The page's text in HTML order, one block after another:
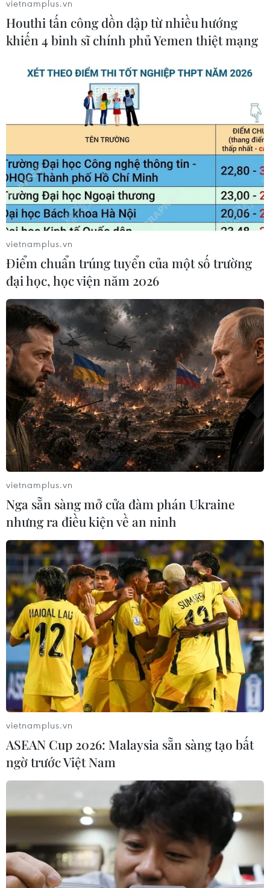
Hội đồng tối cao các lực lượng vũ trang Ai Cập
(CSAF),Nguyên soái Mohamed Hussein Tantawi
tiếp riêng rẽ.
Các cuộc gặp này tậptrung vào những vấn đề
như các diễn biến vừa qua và tình hình hiện tại
(TTXVN/Vietnam+)
#Ai Cập #IAEA
#El-Baradei
#Ứng cử viên tổng thống
Ai Cập Anh
Theo dõi VietnamPlus
TIN CÙNG CHUYÊN MỤC
Đường ống xuyên Sahara-bước tiến
mới trong liên kết năng lượng châu
Phi
09/08/2026 15:41
Cộng hòa Dân chủ Congo ghi nhận
hơn 300 trẻ em tử vong do Ebola
08/08/2026 15:21
Giao tranh dữ dội ở miền Tây Libya,
nhiều tù nhân vượt ngục
Lở đất tại Ethiopia khiến ít nhất 14
người thiệt mạng
04/08/2026 10:53
vietnamplus.vn
Houthi tấn công dồn dập từ nhiều hướng
khiến 4 binh sĩ chính phủ Yemen thiệt mạng
vietnamplus.vn
Điểm chuẩn trúng tuyển của một số trường
đại học, học viện năm 2026
vietnamplus.vn
Nga sẵn sàng mở cửa đàm phán Ukraine
nhưng ra điều kiện về an ninh
vietnamplus.vn
ASEAN Cup 2026: Malaysia sẵn sàng tạo bất
ngờ trước Việt Nam